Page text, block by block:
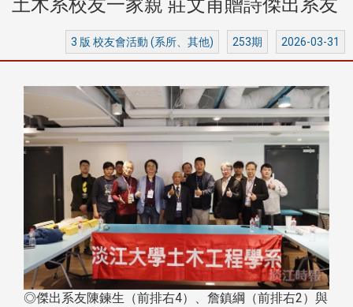
土木系校友一家親 莊文甫贈詩傑出系友
3 版 校友會活動 (系所、其他) 253期 2026-03-31
◎傑出系友陳鍊生（前排右4）、詹鎮綱（前排右2）與